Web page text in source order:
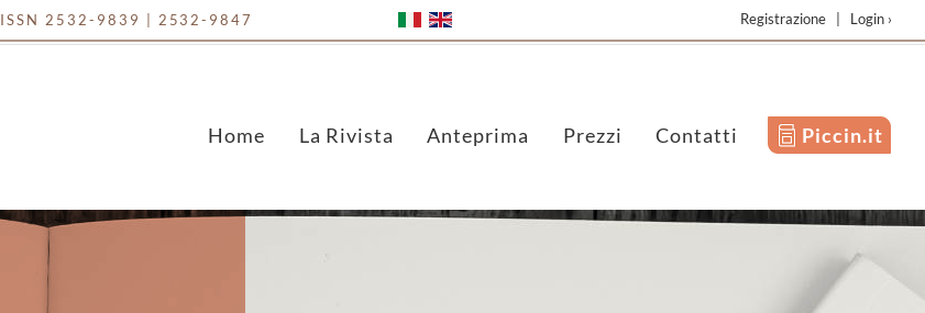
ISSN 2532-9839 | 2532-9847 Registrazione| Login ›
Home La Rivista Anteprima Prezzi Contatti Piccin.it